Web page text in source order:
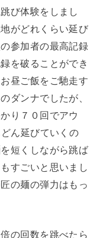
び体験をしまし
がどれくらい延び
参加者の最高記録
を破ることができ
昼ご飯をご馳走す
ダンナでしたが、
り７０回でアウ
どん延びていくの
短くしながら跳ば
すごいと思いまし
の麺の弾力はもっ
の回数を跳べたら